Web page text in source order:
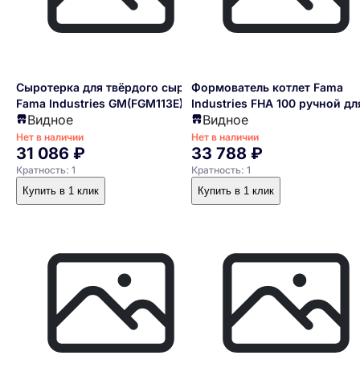
Сыротерка для твёрдого сыра
Fama Industries GM(FGM113E)
Видное
Нет в наличии
31 086 ₽
Кратность: 1
Купить в 1 клик
Формователь котлет Fama
Industries FHA 100 ручной
котлет Ø 100 мм
Видное
Нет в наличии
33 788 ₽
Кратность: 1
Купить в 1 клик